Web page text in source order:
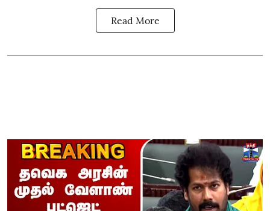
Read More